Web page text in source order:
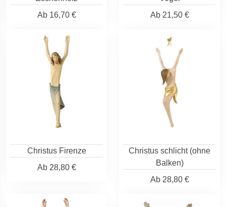
Ab16,70 €
Ab21,50 €
Christus Firenze
Ab28,80 €
Christus schlicht (ohne
Balken)
Ab28,80 €